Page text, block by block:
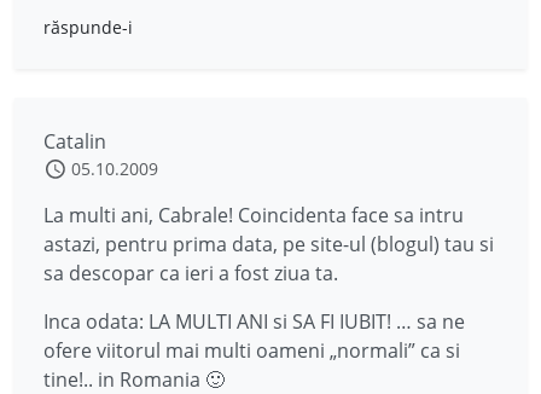
răspunde-i
Catalin
05.10.2009
La multi ani, Cabrale! Coincidenta face sa intru
astazi, pentru prima data, pe site-ul (blogul) tau si
sa descopar ca ieri a fost ziua ta.
Inca odata: LA MULTI ANI si SA FI IUBIT! … sa ne
ofere viitorul mai multi oameni „normali” ca si
tine!.. in Romania 🙂